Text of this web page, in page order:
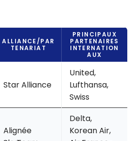
ALLIANCE/PAR
TENARIAT
PRINCIPAUX
PARTENAIRES
INTERNATION
AUX
Star Alliance
United,
Lufthansa,
Swiss
Alignée
Delta,
Korean Air,